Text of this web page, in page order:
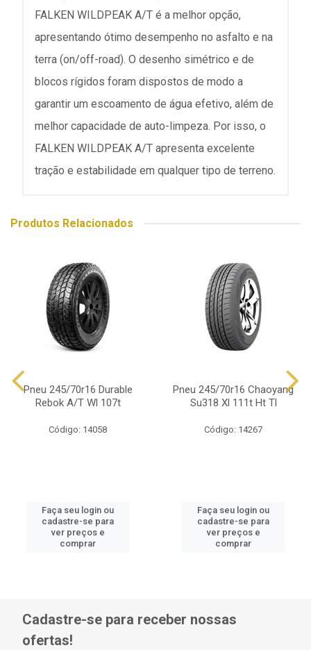
FALKEN WILDPEAK A/T é a melhor opção,
apresentando ótimo desempenho no asfalto e na
terra (on/off-road). O desenho simétrico e de
blocos rígidos foram dispostos de modo a
garantir um escoamento de água efetivo, além de
melhor capacidade de auto-limpeza. Por isso, o
FALKEN WILDPEAK A/T apresenta excelente
tração e estabilidade em qualquer tipo de terreno.
Produtos Relacionados
Pneu 245/70r16 Durable
Rebok A/T Wl 107t
Código: 14058
Faça seu login ou
cadastre-se para
ver preços e
comprar
Pneu 245/70r16 Chaoyang
Su318 Xl 111t Ht Tl
Código: 14267
Faça seu login ou
cadastre-se para
ver preços e
comprar
Cadastre-se para receber nossas
ofertas!